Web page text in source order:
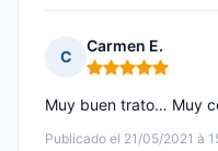
C
Carmen E.
Nota: 5 de 5
Publicado el 21/05/2021 à
Muy buen trato… Muy